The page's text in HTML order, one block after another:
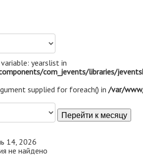
yearslist in
com_jevents/libraries/
supplied for foreach() in /var/
Перейти к месяцу
14, 2026
не найдено